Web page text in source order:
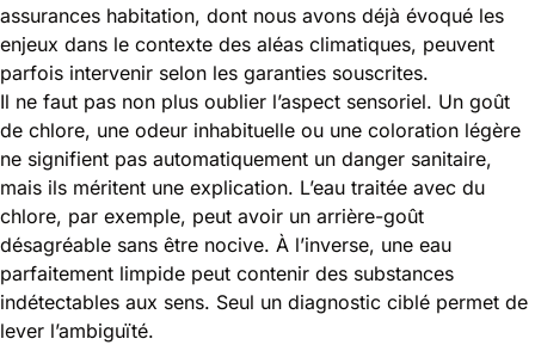
assurances habitation, dont nous avons déjà évoqué les
enjeux dans le contexte des aléas climatiques, peuvent
parfois intervenir selon les garanties souscrites.
Il ne faut pas non plus oublier l’aspect sensoriel. Un goût
de chlore, une odeur inhabituelle ou une coloration légère
ne signifient pas automatiquement un danger sanitaire,
mais ils méritent une explication. L’eau traitée avec du
chlore, par exemple, peut avoir un arrière-goût
désagréable sans être nocive. À l’inverse, une eau
parfaitement limpide peut contenir des substances
indétectables aux sens. Seul un diagnostic ciblé permet de
lever l’ambiguïté.